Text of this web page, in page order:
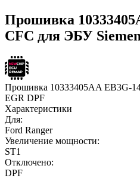
Прошивка
CFC для ЭБУ
Прошивка 10333405AA EB3G-
EGR DPF
Характеристики
Для:
Ford Ranger
Увеличение мощности:
ST1
Отключено:
DPF